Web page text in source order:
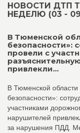
НОВОСТИ ДТП
НЕДЕЛЮ (03 - 09
В Тюменской
безопасности»:
провели с
привлекли...
В Тюменской
безопасности»:
участниками
нарушителей
за нарушения ПДД.